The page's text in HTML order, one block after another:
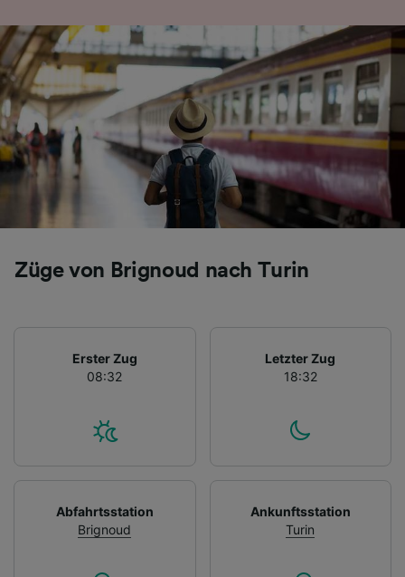
Züge von Brignoud nach Turin
Erster Zug
08:32
Letzter Zug
18:32
Abfahrtsstation
Brignoud
Ankunftsstation
Turin
Verwendung genauer Standortdaten.
Endgeräteeigenschaften zur Identifikation
aktiv abfragen. Speichern von oder Zugriff auf
Informationen auf einem Endgerät.
Personalisierte Werbung und Inhalte, Messung
von Werbeleistung und der Performance von
Inhalten, Zielgruppenforschung sowie
Entwicklung und Verbesserung von
Angeboten.
Liste der Partner (Lieferanten)